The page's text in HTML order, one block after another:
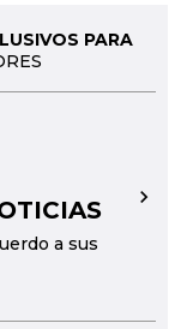
PARA
a sus
→